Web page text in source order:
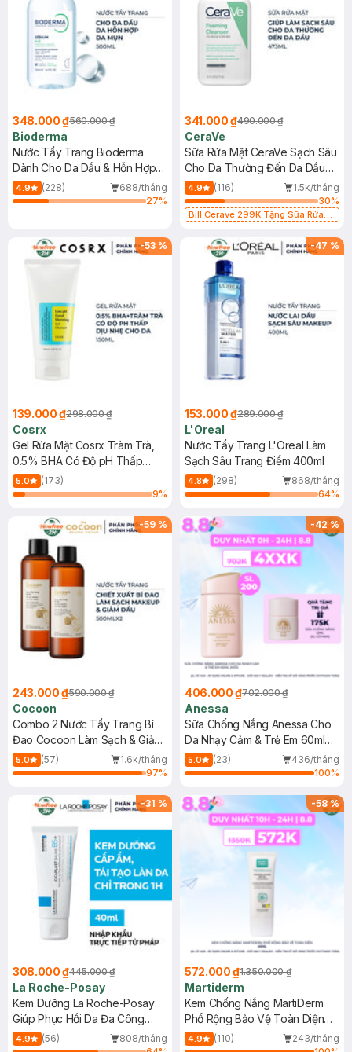
348.000 ₫560.000 ₫
Bioderma
Nước Tẩy Trang Bioderma
Dành Cho Da Dầu & Hỗn Hợp
500ml
4.9 (228)
688/tháng
27%
341.000 ₫490.000 ₫
CeraVe
Sữa Rửa Mặt CeraVe Sạch Sâu
Cho Da Thường Đến Da Dầu
473ml
4.9 (116)
1.5k/tháng
30%
Bill Cerave 299K Tặng Sữa Rửa
-53 %
139.000 ₫298.000 ₫
Cosrx
Gel Rửa Mặt Cosrx Tràm Trà,
0.5% BHA Có Độ pH Thấp
150ml
5.0
(173)
9%
-47 %
153.000 ₫289.000 ₫
L'Oreal
Nước Tẩy Trang L'Oreal Làm
Sạch Sâu Trang Điểm 400ml
4.8 (298)
868/tháng
64%
-59 %
243.000 ₫590.000 ₫
Cocoon
Combo 2 Nước Tẩy Trang Bí
Đao Cocoon Làm Sạch & Giảm
Dầu 500ml
5.0 (57)
1.6k/tháng
97%
-42%
406.000 ₫702.000 ₫
Anessa
Sữa Chống Nắng Anessa Cho
Da Nhạy Cảm & Trẻ Em 60ml
(Mới)
5.0 (23)
436/tháng
100%
-31 %
308.000 ₫445.000 ₫
La Roche-Posay
Kem Dưỡng La Roche-Posay
Giúp Phục Hồi Da Đa Công
Dụng 40ml
4.9 (56)
808/tháng
-58%
572.000 ₫1.350.000 ₫
Martiderm
Kem Chống Nắng MartiDerm
Phổ Rộng Bảo Vệ Toàn Diện
40ml
4.9 (110)
243/tháng